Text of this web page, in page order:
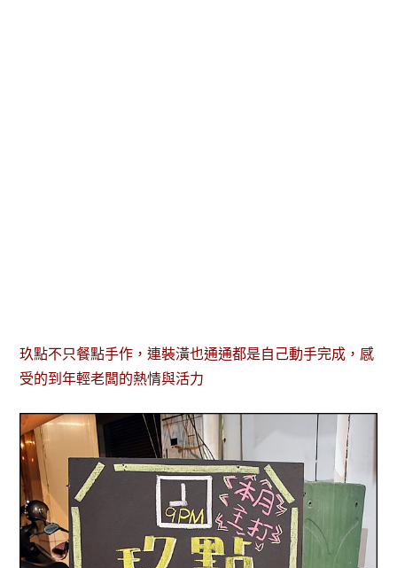
玖點不只餐點手作，連裝潢也通通都是自己動手完成，感
受的到年輕老闆的熱情與活力